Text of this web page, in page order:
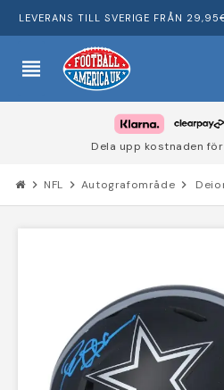
LEVERANS TILL SVERIGE FRÅN
view_headline
Dela upp kostnaden
chevron_right NFL chevron_right Autografområde chevron_right